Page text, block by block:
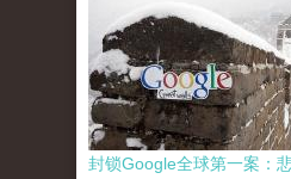
封锁Google全球第一案：